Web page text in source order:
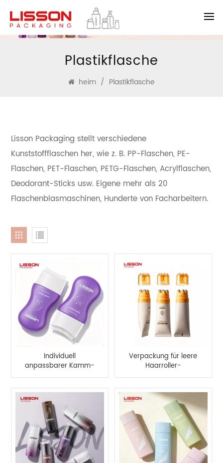
Plastikflasche
heim / Plastikflasche
Lisson Packaging stellt verschiedene
Kunststoffflaschen her, wie z. B. PP-Flaschen, PE-
Flaschen, PET-Flaschen, PETG-Flaschen, Acrylflaschen,
Deodorant-Sticks usw. Eigene mehr als 20
Flaschenblasmaschinen, Hunderte von Facharbeitern.
Individuell
anpassbarer Kamm-
Applikator,
Quetschflasche
Verpackung für leere
Haarroller-
Kugelflasche